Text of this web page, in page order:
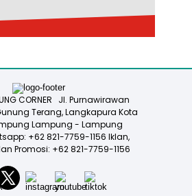
CORNER Jl. Purnawirawan
Terang, Langkapura Kota
Lampung - Lampung
+62 821-7759-1156 Iklan,
Promosi: +62 821-7759-1156